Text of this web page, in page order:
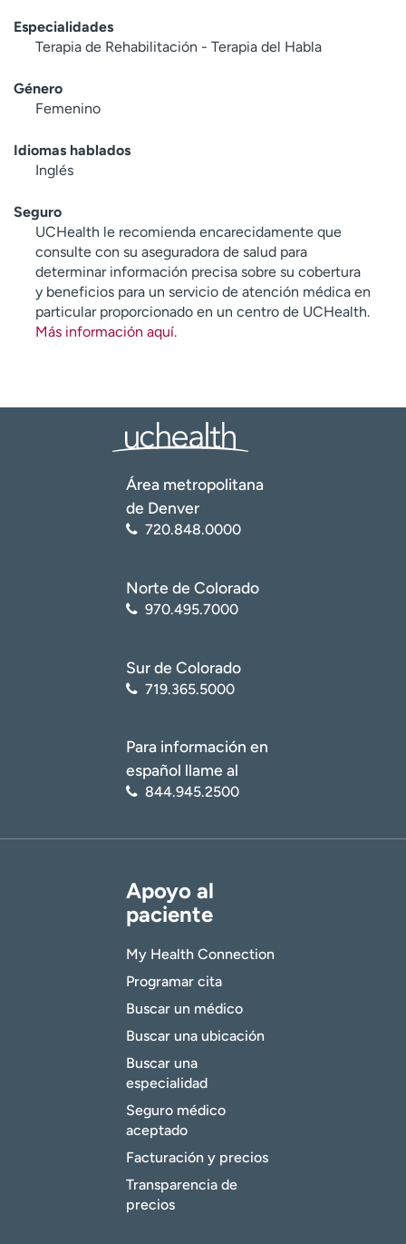
Especialidades
Terapia de Rehabilitación - Terapia del Habla
Género
Femenino
Idiomas hablados
Inglés
Seguro
UCHealth le recomienda encarecidamente que
consulte con su aseguradora de salud para
determinar información precisa sobre su cobertura
y beneficios para un servicio de atención médica en
particular proporcionado en un centro de UCHealth.
Más información aquí.
Área metropolitana
de Denver
720.848.0000
Norte de Colorado
970.495.7000
Sur de Colorado
719.365.5000
Para información en
español llame al
844.945.2500
Apoyo al
paciente
My Health Connection
Programar cita
Buscar un médico
Buscar una ubicación
Buscar una
especialidad
Seguro médico
aceptado
Facturación y precios
Transparencia de
precios